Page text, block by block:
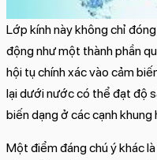
Lớp kính này không chỉ
động như một thành phần
hội tụ chính xác vào cảm
lại dưới nước có thể đạt độ
biến dạng ở các cạnh khung
Một điểm đáng chú ý khác